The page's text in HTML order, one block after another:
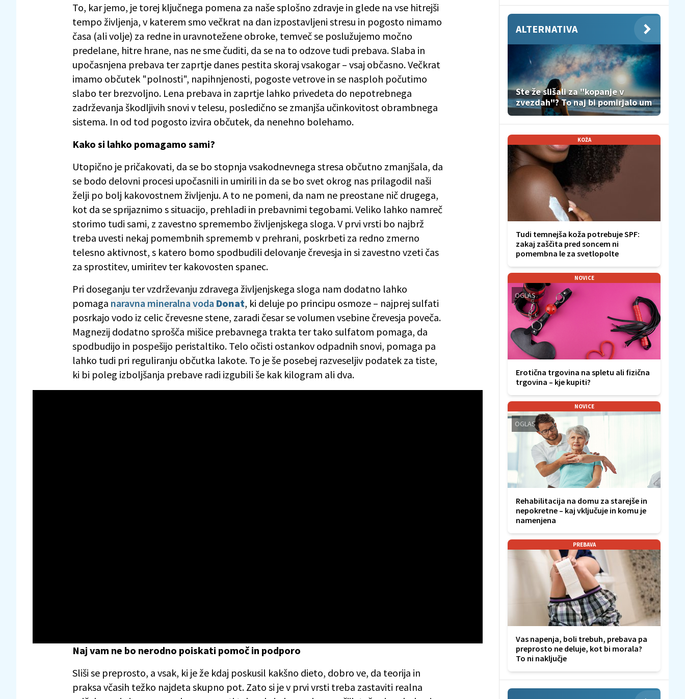
To, kar jemo, je torej ključnega pomena za naše splošno zdravje in glede na vse hitrejši
tempo življenja, v katerem smo večkrat na dan izpostavljeni stresu in pogosto nimamo
časa (ali volje) za redne in uravnotežene obroke, temveč se poslužujemo močno
predelane, hitre hrane, nas ne sme čuditi, da se na to odzove tudi prebava. Slaba in
upočasnjena prebava ter zaprtje danes pestita skoraj vsakogar – vsaj občasno. Večkrat
imamo občutek "polnosti", napihnjenosti, pogoste vetrove in se nasploh počutimo
slabo ter brezvoljno. Lena prebava in zaprtje lahko privedeta do nepotrebnega
zadrževanja škodljivih snovi v telesu, posledično se zmanjša učinkovitost obrambnega
sistema. In od tod pogosto izvira občutek, da nenehno bolehamo.
Kako si lahko pomagamo sami?
Utopično je pričakovati, da se bo stopnja vsakodnevnega stresa občutno zmanjšala, da
se bodo delovni procesi upočasnili in umirili in da se bo svet okrog nas prilagodil naši
želji po bolj kakovostnem življenju. A to ne pomeni, da nam ne preostane nič drugega,
kot da se sprijaznimo s situacijo, prehladi in prebavnimi tegobami. Veliko lahko namreč
storimo tudi sami, z zavestno spremembo življenjskega sloga. V prvi vrsti bo najbrž
treba uvesti nekaj pomembnih sprememb v prehrani, poskrbeti za redno zmerno
telesno aktivnost, s katero bomo spodbudili delovanje črevesja in si zavestno vzeti čas
za sprostitev, umiritev ter kakovosten spanec.
Pri doseganju ter vzdrževanju zdravega življenjskega sloga nam dodatno lahko
pomaga naravna mineralna voda Donat, ki deluje po principu osmoze – najprej sulfati
posrkajo vodo iz celic črevesne stene, zaradi česar se volumen vsebine črevesja poveča.
Magnezij dodatno sprošča mišice prebavnega trakta ter tako sulfatom pomaga, da
spodbudijo in pospešijo peristaltiko. Telo očisti ostankov odpadnih snovi, pomaga pa
lahko tudi pri reguliranju občutka lakote. To je še posebej razveseljiv podatek za tiste,
ki bi poleg izboljšanja prebave radi izgubili še kak kilogram ali dva.
Naj vam ne bo nerodno poiskati pomoč in podporo
Sliši se preprosto, a vsak, ki je že kdaj poskusil kakšno dieto, dobro ve, da teorija in
praksa včasih težko najdeta skupno pot. Zato si je v prvi vrsti treba zastaviti realna
ALTERNATIVA
Ste že slišali za "kopanje v
zvezdah"? To naj bi pomirjalo um
KOŽA
Tudi temnejša koža potrebuje SPF:
zakaj zaščita pred soncem ni
pomembna le za svetlopolte
NOVICE
OGLAS
Erotična trgovina na spletu ali fizična
trgovina – kje kupiti?
NOVICE
OGLAS
Rehabilitacija na domu za starejše in
nepokretne – kaj vključuje in komu je
namenjena
PREBAVA
Vas napenja, boli trebuh, prebava pa
preprosto ne deluje, kot bi morala?
To ni naključje